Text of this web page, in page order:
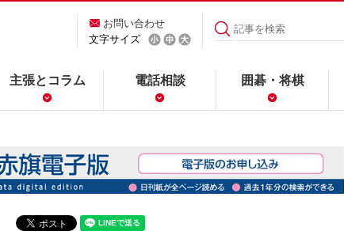
お問い合わせ
文字サイズ
主張とコラム 電話相談 囲碁・将棋